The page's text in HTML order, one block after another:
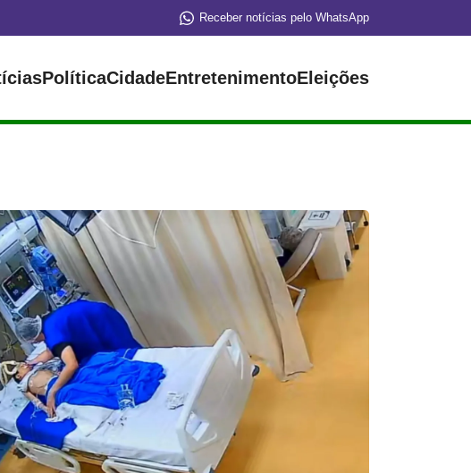
Receber notícias pelo WhatsApp
PolíticaCidadeEntretenimentoEleições